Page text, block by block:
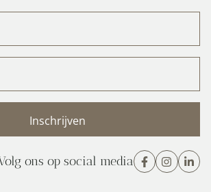
ons op social media